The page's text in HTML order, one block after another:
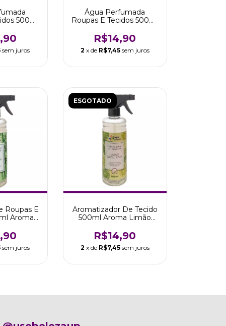
500ml
sem juros
Água Perfumada
Roupas E Tecidos 500ml
Aromas
R$14,90
2 x de R$7,45 sem juros
Roupas E
Aroma
sem juros
ESGOTADO
Aromatizador De Tecido
500ml Aroma Limão
R$14,90
2 x de R$7,45 sem juros